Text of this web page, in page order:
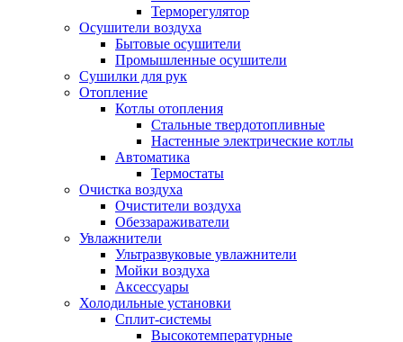
Терморегулятор
Осушители воздуха
Бытовые осушители
Промышленные осушители
Сушилки для рук
Отопление
Котлы отопления
Стальные твердотопливные
Настенные электрические котлы
Автоматика
Термостаты
Очистка воздуха
Очистители воздуха
Обеззараживатели
Увлажнители
Ультразвуковые увлажнители
Мойки воздуха
Аксессуары
Холодильные установки
Сплит-системы
Высокотемпературные